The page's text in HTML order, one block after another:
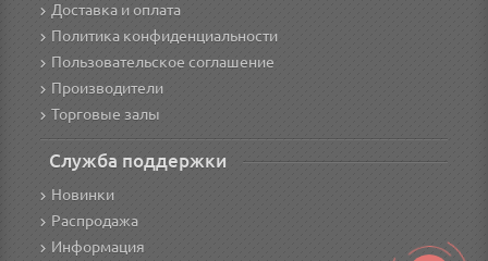
Доставка и оплата
Политика конфиденциальности
Пользовательское соглашение
Производители
Торговые залы
Служба поддержки
Новинки
Распродажа
Информация